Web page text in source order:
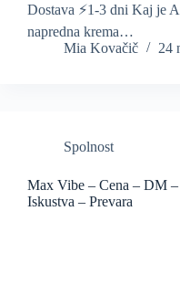
Dostava ⚡️1-3 dni Kaj je
napredna krema…
Mia Kovačič
24
Spolnost
Max Vibe – Cena – DM
Iskustva – Prevara